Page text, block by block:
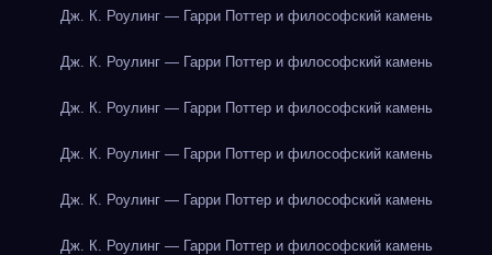
Дж. К. Роулинг — Гарри Поттер и философский камень
Дж. К. Роулинг — Гарри Поттер и философский камень
Дж. К. Роулинг — Гарри Поттер и философский камень
Дж. К. Роулинг — Гарри Поттер и философский камень
Дж. К. Роулинг — Гарри Поттер и философский камень
Дж. К. Роулинг — Гарри Поттер и философский камень